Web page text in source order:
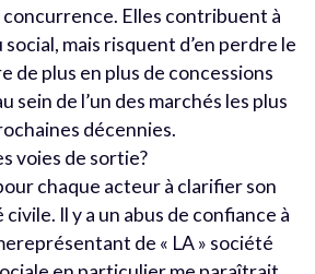
concurrence. Elles contribuent à
mais risquent d’en perdre le
de plus en plus de concessions
sein de l’un des marchés les plus
décennies.
voies de sortie?
chaque acteur à clarifier son
Il y a un abus de confiance à
de « LA » société